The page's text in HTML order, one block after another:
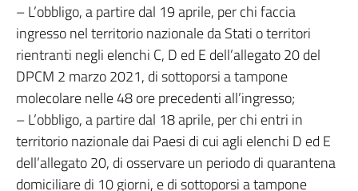
– L’obbligo, a partire dal 19 aprile, per chi faccia
ingresso nel territorio nazionale da Stati o territori
rientranti negli elenchi C, D ed E dell’allegato 20 del
DPCM 2 marzo 2021, di sottoporsi a tampone
molecolare nelle 48 ore precedenti all’ingresso;
– L’obbligo, a partire dal 18 aprile, per chi entri in
territorio nazionale dai Paesi di cui agli elenchi D ed E
dell’allegato 20, di osservare un periodo di quarantena
domiciliare di 10 giorni, e di sottoporsi a tampone